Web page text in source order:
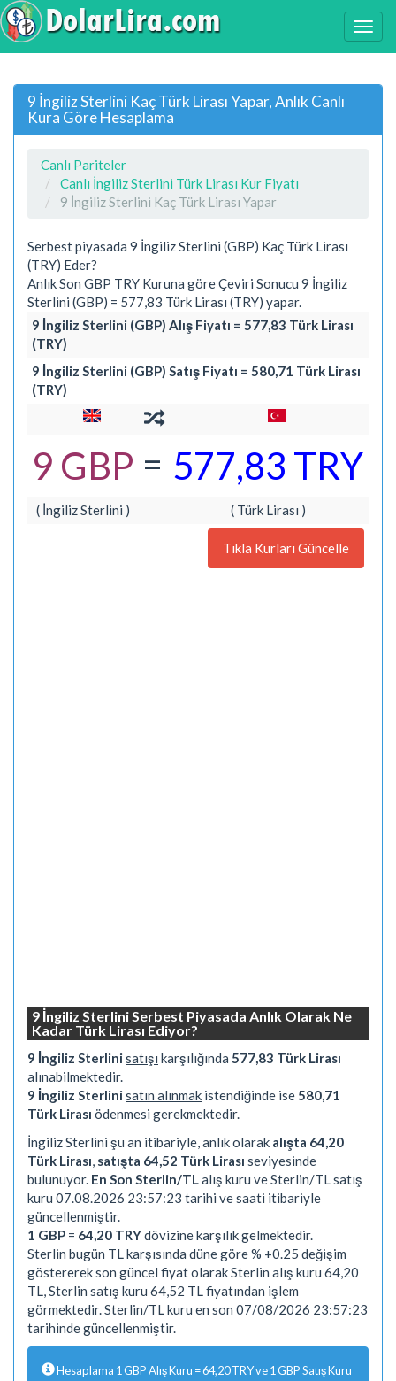
9 İngiliz Sterlini Kaç Türk Lirası Yapar, Anlık Canlı
Kura Göre Hesaplama
Canlı Pariteler
Canlı İngiliz Sterlini Türk Lirası Kur Fiyatı
9 İngiliz Sterlini Kaç Türk Lirası Yapar
Serbest piyasada 9 İngiliz Sterlini (GBP) Kaç Türk Lirası
(TRY) Eder?
Anlık Son GBP TRY Kuruna göre Çeviri Sonucu 9 İngiliz
Sterlini (GBP) = 577,83 Türk Lirası (TRY) yapar.
9 İngiliz Sterlini (GBP) Alış Fiyatı = 577,83 Türk Lirası
(TRY)
9 İngiliz Sterlini (GBP) Satış Fiyatı = 580,71 Türk Lirası
(TRY)
9 GBP = 577,83 TRY
( İngiliz Sterlini ) ( Türk Lirası )
Tıkla Kurları Güncelle
9 İngiliz Sterlini Serbest Piyasada Anlık Olarak Ne
Kadar Türk Lirası Ediyor?
9 İngiliz Sterlinisatışı karşılığında 577,83 Türk Lirası
alınabilmektedir.
9 İngiliz Sterlinisatın alınmak istendiğinde ise580,71
Türk Lirası ödenmesi gerekmektedir.
İngiliz Sterlini şu an itibariyle, anlık olarak alışta 64,20
Türk Lirası satışta 64,52 Türk Lirası seviyesinde
bulunuyor. En Son Sterlin/TL alış kuru ve Sterlin/TL satış
kuru 07.08.2026 23:57:23 tarihi ve saati itibariyle
güncellenmiştir.
1 GBP = 64,20 TRYdövizine karşılık gelmektedir.
Sterlin bugün TL karşısında düne göre % +0.25 değişim
göstererek son güncel fiyat olarak Sterlin alış kuru 64,20
TL, Sterlin satış kuru 64,52 TL fiyatından işlem
görmektedir. Sterlin/TL kuru en son 07/08/2026 23:57:23
tarihinde güncellenmiştir.
Hesaplama 1 GBP Alış Kuru = 64,20 TRY ve 1 GBP Satış Kuru